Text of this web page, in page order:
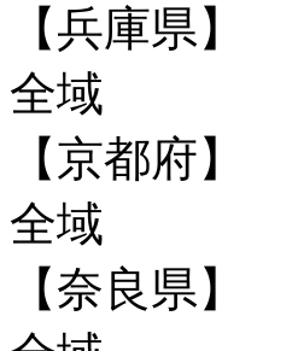
【兵庫県】
全域
【京都府】
全域
【奈良県】